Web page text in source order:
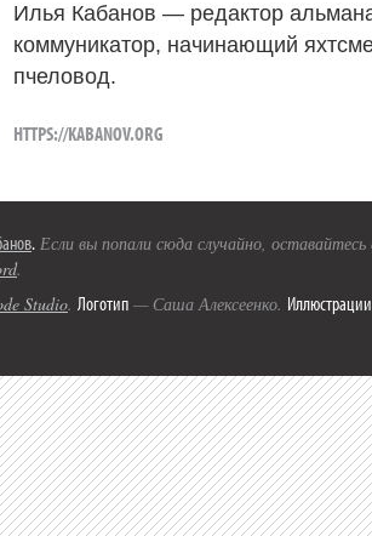
Илья Кабанов — редактор
коммуникатор, начинающий
пчеловод.
HTTPS://KABANOV.ORG
. Если вы попали сюда случайно,
.
Studio. Логотип — Саша Алексеенко. Иллюстрации